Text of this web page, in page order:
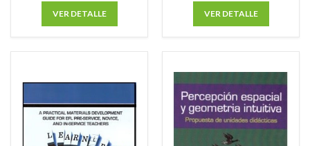
VER DETALLE VER DETALLE